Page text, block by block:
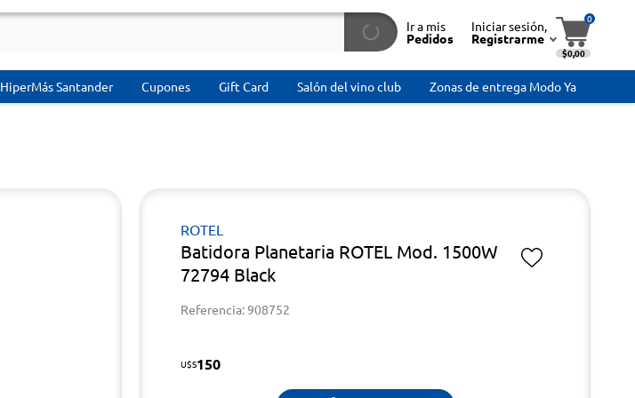
Ir a mis
Pedidos
Iniciar sesión,
Registrarme
0
$0,00
HiperMás Santander Cupones Gift Card Salón del vino club Zonas de entrega Modo Ya
ROTEL
Batidora Planetaria ROTEL Mod. 1500W
72794 Black
Referencia: 908752
U$S150